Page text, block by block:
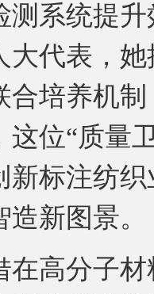
测系统提
大代表，
合培养机
这位“质量
新标注纺
新图景。
分子材